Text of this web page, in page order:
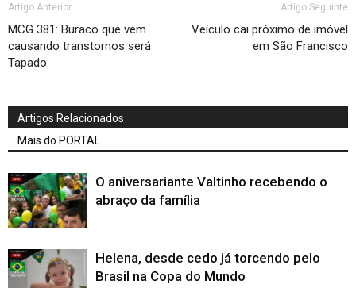
Artigo Anterior
MCG 381: Buraco que vem
causando transtornos será
Tapado
Artigo Seguinte
Veículo cai próximo de imóvel
em São Francisco
Artigos Relacionados
Mais do PORTAL
O aniversariante Valtinho recebendo o
abraço da família
Helena, desde cedo já torcendo pelo
Brasil na Copa do Mundo